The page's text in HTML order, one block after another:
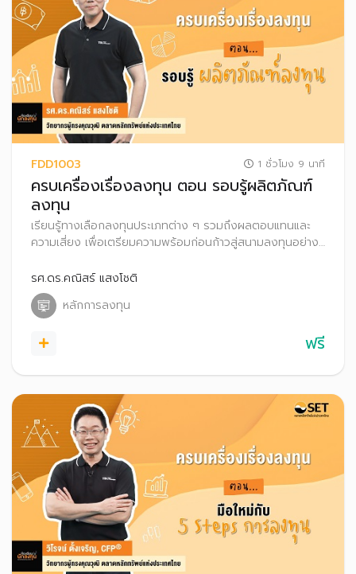
FDD1003 1 ชั่วโมง 9 นาที
ครบเครื่องเรื่องลงทุน ตอน รอบรู้ผลิตภัณฑ์
ลงทุน
เรียนรู้ทางเลือกลงทุนประเภทต่าง ๆ รวมถึงผลตอบแทนและ
ความเสี่ยง เพื่อเตรียมความพร้อมก่อนก้าวสู่สนามลงทุนอย่าง
รศ.ดร.คณิสร์ แสงโชติ
หลักการลงทุน
ฟรี